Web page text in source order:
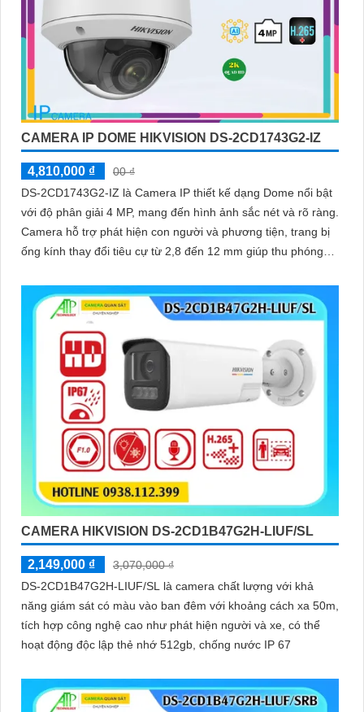
CAMERA IP DOME HIKVISION DS-2CD1743G2-IZ
4,810,000 ₫
00 ₫
DS-2CD1743G2-IZ là Camera IP thiết kế dạng Dome nổi bật
với độ phân giải 4 MP, mang đến hình ảnh sắc nét và rõ ràng.
Camera hỗ trợ phát hiện con người và phương tiện, trang bị
ống kính thay đổi tiêu cự từ 2,8 đến 12 mm giúp thu phóng
CAMERA HIKVISION DS-2CD1B47G2H-LIUF/SL
2,149,000 ₫
3,070,000 ₫
DS-2CD1B47G2H-LIUF/SL là camera chất lượng với khả
năng giám sát có màu vào ban đêm với khoảng cách xa 50m,
tích hợp công nghệ cao như phát hiện người và xe, có thể
hoạt động độc lập thẻ nhớ 512gb, chống nước IP 67